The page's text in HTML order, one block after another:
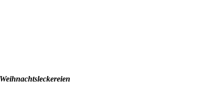
Weihnachtsleckereien